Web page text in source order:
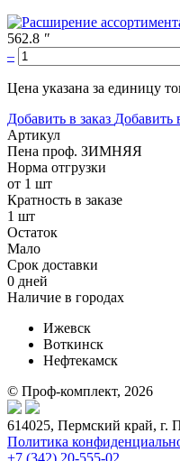
562.8 "
–
Цена указана за единицу
Добавить в заказ Добавить
Артикул
Пена проф. ЗИМНЯЯ
Норма отгрузки
от 1 шт
Кратность в заказе
1 шт
Остаток
Мало
Срок доставки
0 дней
Наличие в городах
Ижевск
Воткинск
Нефтекамск
© Проф-комплект, 2026
614025, Пермский край, г.
Политика
+7 (342) 20-555-02